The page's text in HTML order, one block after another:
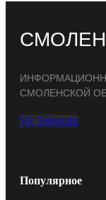
СМОЛЕНСКОЙ
Vk Telegram
Популярное